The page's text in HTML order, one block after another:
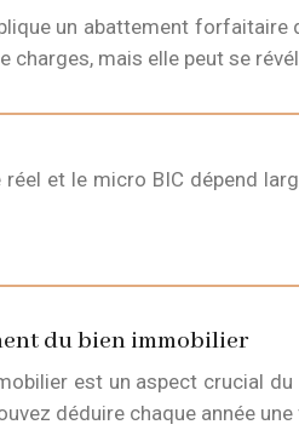
un abattement
charges, mais elle peut se
et le micro BIC dépend
du bien immobilier
est un aspect crucial
déduire chaque année